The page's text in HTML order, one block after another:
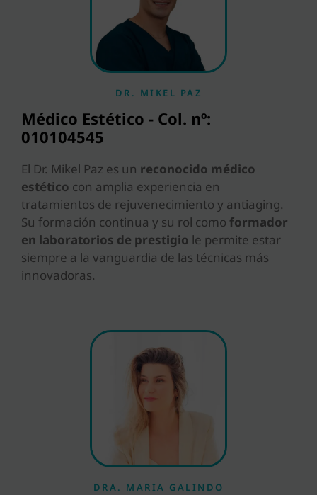
DR. MIKEL PAZ
Médico Estético - Col. nº:
010104545
El Dr. Mikel Paz es un reconocido médico
estético con amplia experiencia en
tratamientos de rejuvenecimiento y antiaging.
Su formación continua y su rol como formador
en laboratorios de prestigio le permite estar
siempre a la vanguardia de las técnicas más
innovadoras.
DRA. MARIA GALINDO